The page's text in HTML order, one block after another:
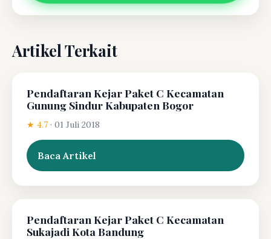
Artikel Terkait
Pendaftaran Kejar Paket C Kecamatan
Gunung Sindur Kabupaten Bogor
★ 4.7 · 01 Juli 2018
Baca Artikel
Pendaftaran Kejar Paket C Kecamatan
Sukajadi Kota Bandung